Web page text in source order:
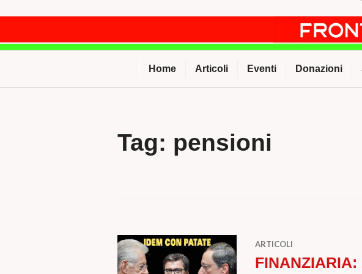
Home Articoli Eventi Donazioni
Tag: pensioni
ARTICOLI
FINANZIARIA: